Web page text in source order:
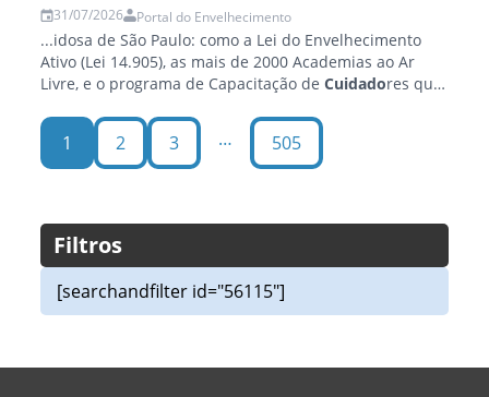
31/07/2026 Portal do Envelhecimento
...idosa de São Paulo: como a Lei do Envelhecimento
Ativo (Lei 14.905), as mais de 2000 Academias ao Ar
Livre, e o programa de Capacitação deCuidadores que
1 2 3 … 505
Filtros
[searchandfilter id="56115"]